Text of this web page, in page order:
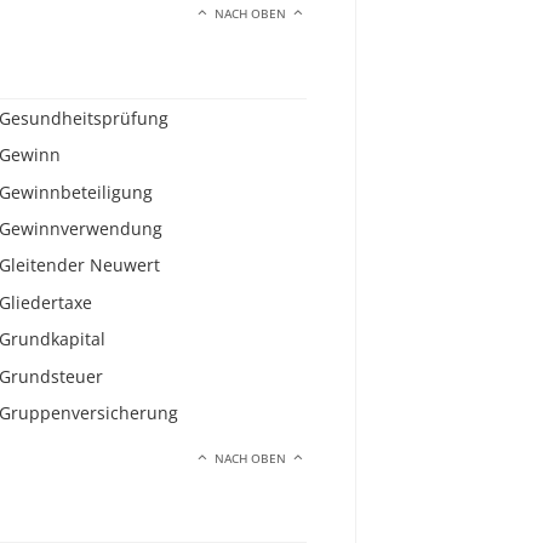
NACH OBEN
Gesundheitsprüfung
Gewinn
Gewinnbeteiligung
Gewinnverwendung
Gleitender Neuwert
Gliedertaxe
Grundkapital
Grundsteuer
Gruppenversicherung
NACH OBEN